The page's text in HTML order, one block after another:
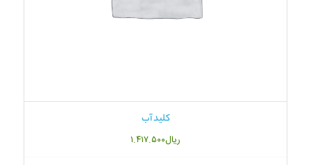
کلید آب
ریال۱.۴۱۷.۵۰۰